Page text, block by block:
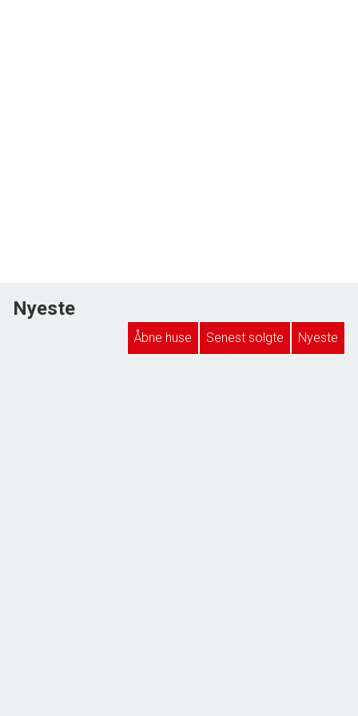
Nyeste
Åbne huse Senest solgte Nyeste